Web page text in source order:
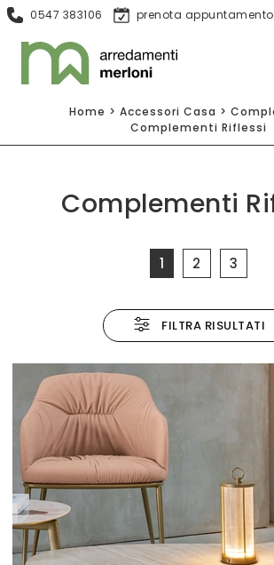
0547 383106 prenota appuntamento
Home > Accessori Casa >
Complementi Riflessi
Complementi
1 2 3
FILTRA RISULTATI